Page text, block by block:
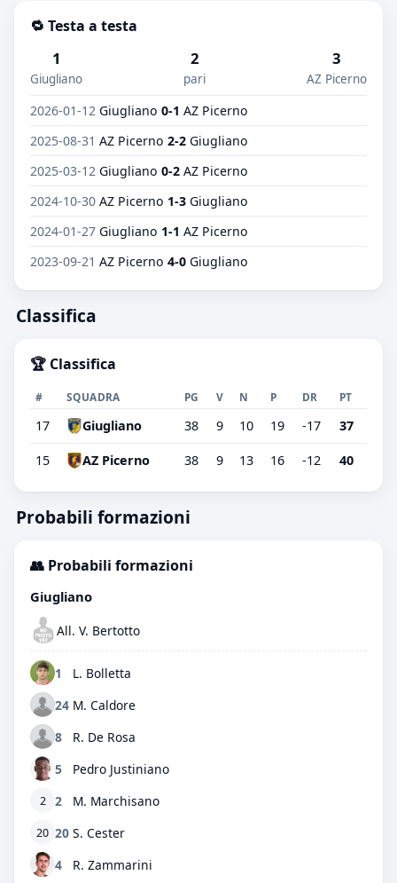
🔁 Testa a testa
1
Giugliano
2
pari
3
AZ Picerno
2026-01-12 Giugliano 0-1 AZ Picerno
2025-08-31 AZ Picerno 2-2 Giugliano
2025-03-12 Giugliano 0-2 AZ Picerno
2024-10-30 AZ Picerno 1-3 Giugliano
2024-01-27 Giugliano 1-1 AZ Picerno
2023-09-21 AZ Picerno 4-0 Giugliano
Classifica
🏆 Classifica
# SQUADRA PG V N P DR PT
17 Giugliano 38 9 10 19 -17 37
15 AZ Picerno 38 9 13 16 -12 40
Probabili formazioni
👥 Probabili formazioni
Giugliano
All. V. Bertotto
1
L. Bolletta
24 M. Caldore
8
R. De Rosa
5
Pedro Justiniano
2 2 M. Marchisano
20 20 S. Cester
4
R. Zammarini